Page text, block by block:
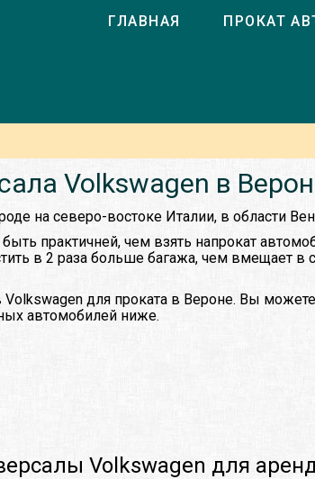
ГЛАВНАЯ ПРОКАТ
Volkswagen в
на северо-востоке Италии, в области
практичней, чем взять напрокат
в 2 раза больше багажа, чем вмещает в
для проката в Вероне. Вы
автомобилей ниже.
Volkswagen для